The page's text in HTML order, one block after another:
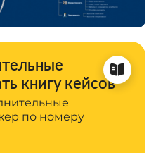
книгу кейсов
по номеру